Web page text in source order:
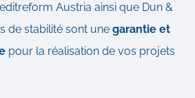
Austria ainsi que Dun &
de stabilité sont une garantie et
pour la réalisation de vos projets